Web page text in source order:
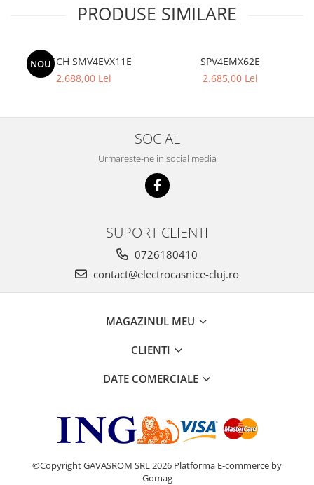
PRODUSE SIMILARE
NOU
BOSCH SMV4EVX11E
2.688,00 Lei
SPV4EMX62E
2.685,00 Lei
SOCIAL
Urmareste-ne in social media
SUPORT CLIENTI
0726180410
contact@electrocasnice-cluj.ro
MAGAZINUL MEU
CLIENTI
DATE COMERCIALE
©Copyright GAVASROM SRL 2026 Platforma E-commerce by
Gomag